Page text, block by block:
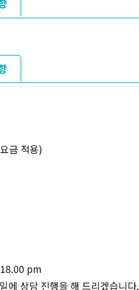
금 적용)
pm
에 상담 진행을 해 드리겠습니다.